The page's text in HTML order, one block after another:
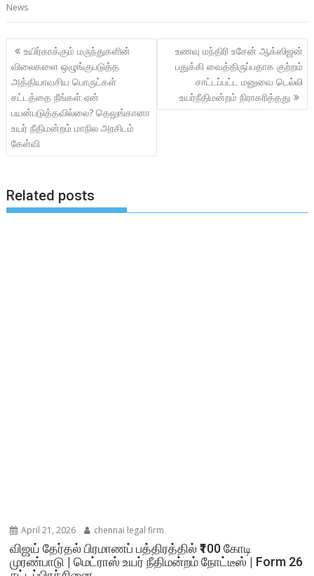
News
Post
navigation
உயிர்காக்கும் மருந்துகளின்
விலைகளை ஒழுங்குபடுத்த
அத்தியாவசிய பொருட்கள்
சட்டத்தை நீங்கள் ஏன்
பயன்படுத்தவில்லை? தெலுங்கானா
உயர் நீதிமன்றம் மாநில அரசிடம்
கேள்வி
உணவு மந்திரி உசேன் ஆக்ஸிஜன்
பதுக்கி வைத்திருப்பதாக குற்றம்
சாட்டப்பட்ட மனுவை டெல்லி
உயர்நீதிமன்றம் நிராகரித்தது
Related posts
April 21, 2026 chennai legal firm
விஜய் தேர்தல் பிரமாணப் பத்திரத்தில் ₹100 கோடி
முரண்பாடு | மெட்ராஸ் உயர் நீதிமன்றம் நோட்டீஸ் | Form 26